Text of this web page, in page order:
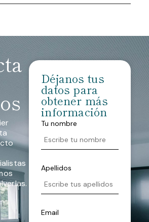
Déjanos tus
datos para
obtener más
información
Tu nombre
Apellidos
Email